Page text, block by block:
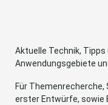
Aktuelle Technik,
Anwendungsgebiete
Für
erster Entwürfe, sowie